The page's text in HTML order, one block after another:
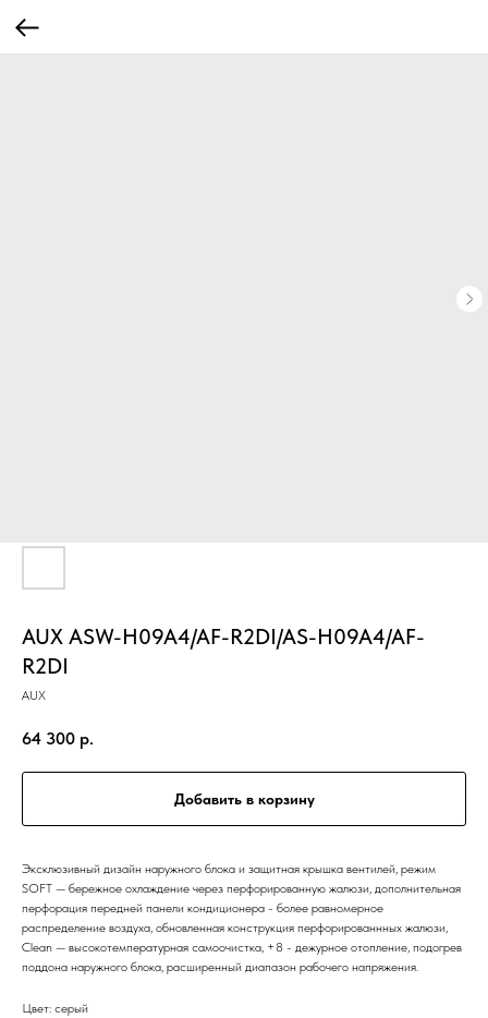
AUX ASW-H09A4/AF-R2DI/AS-H09A4/AF-
R2DI
AUX
64 300 р.
Добавить в корзину
Эксклюзивный дизайн наружного блока и защитная крышка вентилей, режим
SOFT — бережное охлаждение через перфорированную жалюзи, дополнительная
перфорация передней панели кондиционера - более равномерное
распределение воздуха, обновленная конструкция перфорированнных жалюзи,
Clean — высокотемпературная самоочистка, +8 - дежурное отопление, подогрев
поддона наружного блока, расширенный диапазон рабочего напряжения.
Цвет: серый